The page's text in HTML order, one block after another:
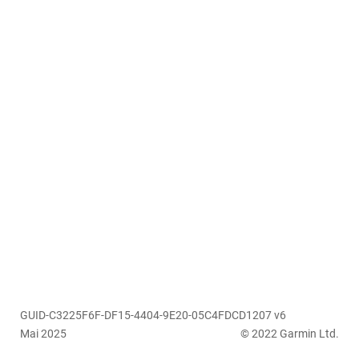
GUID-C3225F6F-DF15-4404-9E20-05C4FDCD1207 v6
Mai 2025
© 2022 Garmin Ltd.